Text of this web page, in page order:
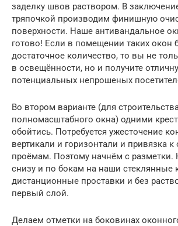
заделку швов раствором. В
тряпочкой производим финишную
поверхности. Наше антивандальное
готово! Если в помещении таких окон
достаточное количество, то вы не
в освещённости, но и получите
потенциальных непрошеных
Во втором варианте (для
полномасштабного окна) одними
обойтись. Потребуется ужесточение
вертикали и горизонтали и привязка
проёмам. Поэтому начнём с разметки.
снизу и по бокам на наши стеклянные
дистанционные проставки и без
первый слой.
Делаем отметки на боковинах